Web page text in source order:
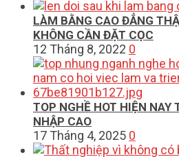
LÀM BẰNG CAO ĐẲNG
KHÔNG CẦN ĐẶT CỌC
12 Tháng 8, 2022 0
TOP NGHỀ HOT HIỆN NAY
NHẬP CAO
17 Tháng 4, 2025 0